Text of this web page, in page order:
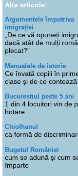
Alte articole:
Argumentele împotriva
imigrației
„De ce vă opuneți
dacă atât de mulți
plecat?”
Manualele de istorie
Ce învață copiii în
clase și de ce contează
Bucureștiul peste 5 ani
1 din 4 locuitori vin de
hotare
Chiolhanul
ca formă de
Bugetul României
cum se adună și cum
împarte